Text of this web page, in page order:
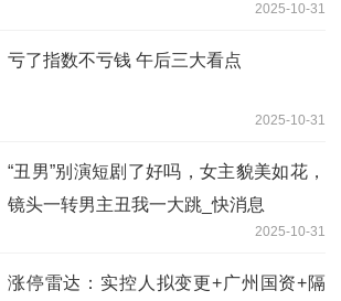
2025-10-31
亏了指数不亏钱 午后三大看点
2025-10-31
“丑男”别演短剧了好吗，女主貌美如花，
镜头一转男主丑我一大跳_快消息
2025-10-31
涨停雷达：实控人拟变更+广州国资+隔